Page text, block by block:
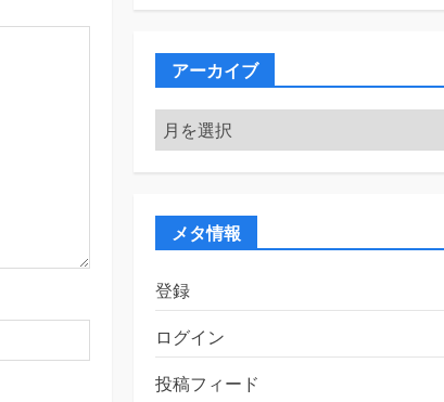
ゴ
アーカイブ
ア
ー
カ
メタ情報
登録
ログイン
投稿フィード